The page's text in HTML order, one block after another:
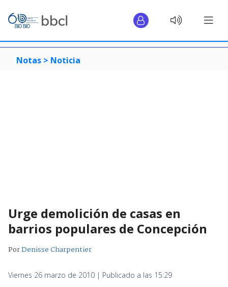
Notas > Noticia
Urge demolición de casas en
barrios populares de Concepción
PorDenisse Charpentier
Viernes 26 marzo de 2010 | Publicado a las 15:29